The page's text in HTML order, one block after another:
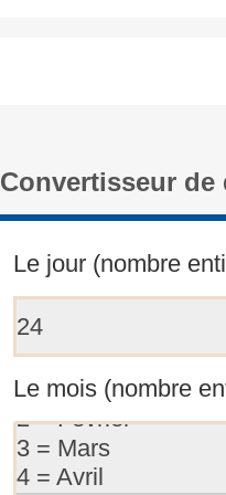
Convertisseur de
Le jour (nombre
Le mois (nombre